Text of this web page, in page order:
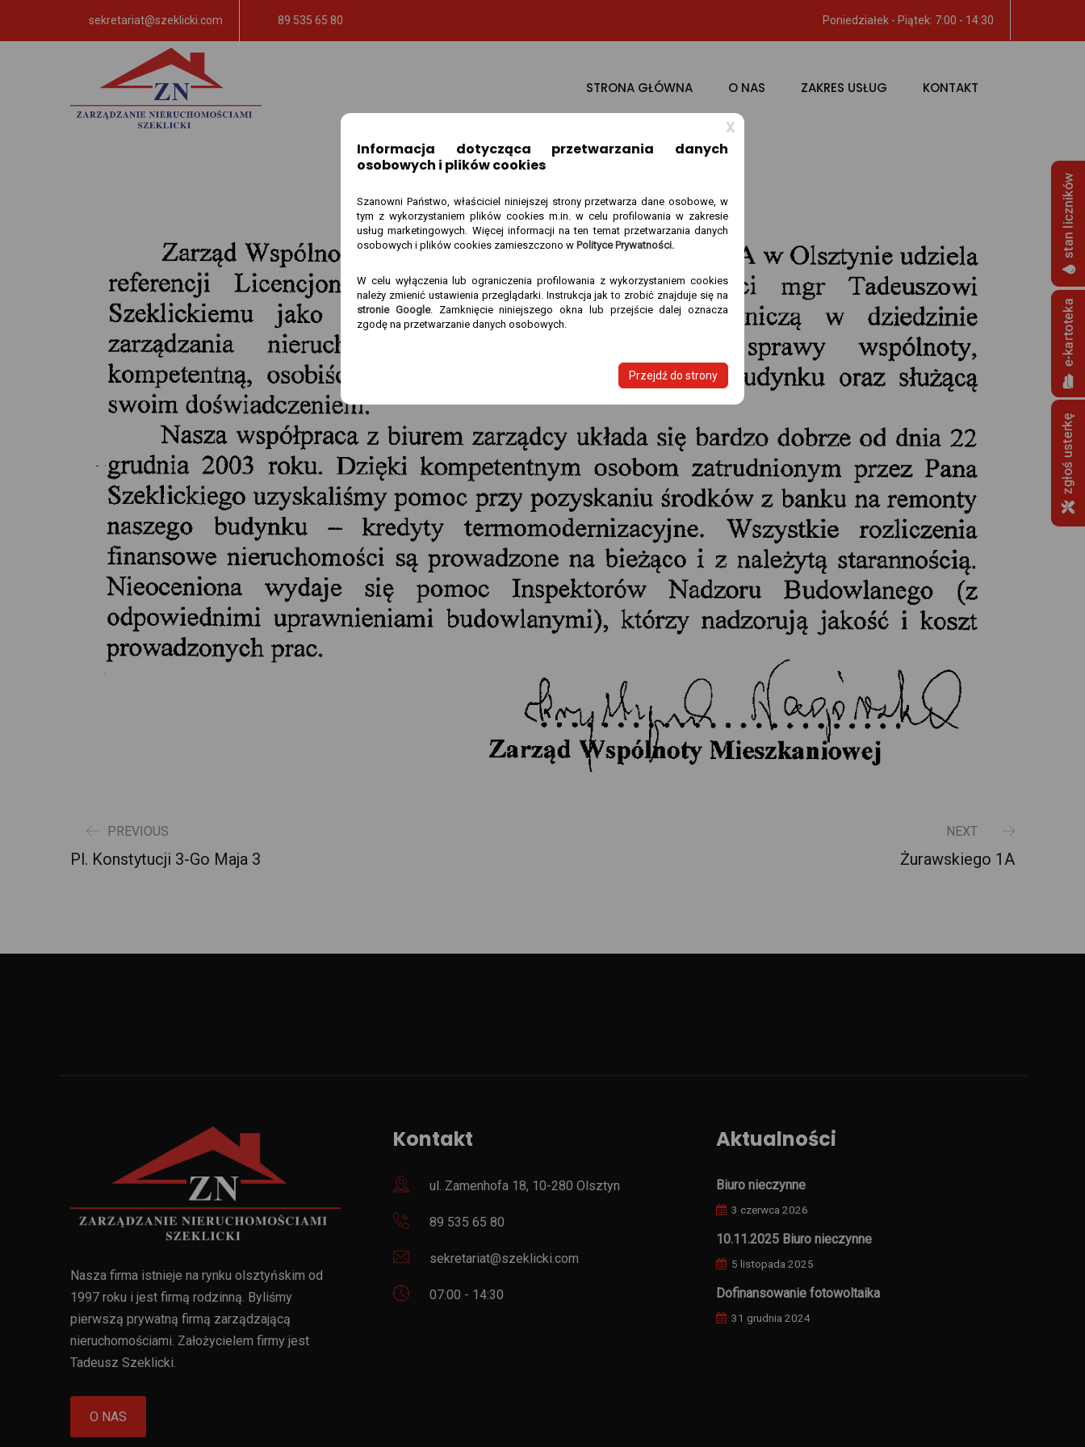
sekretariat@szeklicki.com 89 535 65 80 Poniedziałek - Piątek: 7:00 - 14:30
STRONA GŁÓWNA O NAS ZAKRES USŁUG KONTAKT
PREVIOUS
Pl. Konstytucji 3-Go Maja 3
NEXT
Żurawskiego 1A
Nasza firma istnieje na rynku olsztyńskim od
1997 roku i jest firmą rodzinną. Byliśmy
pierwszą prywatną firmą zarządzającą
nieruchomościami. Założycielem firmy jest
Tadeusz Szeklicki.
O NAS
Kontakt
ul. Zamenhofa 18, 10-280 Olsztyn
89 535 65 80
sekretariat@szeklicki.com
07:00 - 14:30
Aktualności
Biuro nieczynne
3 czerwca 2026
10.11.2025 Biuro nieczynne
5 listopada 2025
Dofinansowanie fotowoltaika
31 grudnia 2024
Informacja dotycząca przetwarzania danych
osobowych i plików cookies
Szanowni Państwo, właściciel niniejszej strony przetwarza dane osobowe, w
tym z wykorzystaniem plików cookies m.in. w celu profilowania w zakresie
usług marketingowych. Więcej informacji na ten temat przetwarzania danych
osobowych i plików cookies zamieszczono w Polityce Prywatności.
W celu wyłączenia lub ograniczenia profilowania z wykorzystaniem cookies
należy zmienić ustawienia przeglądarki. Instrukcja jak to zrobić znajduje się na
stronie Google. Zamknięcie niniejszego okna lub przejście dalej oznacza
zgodę na przetwarzanie danych osobowych.
Przejdź do strony
x